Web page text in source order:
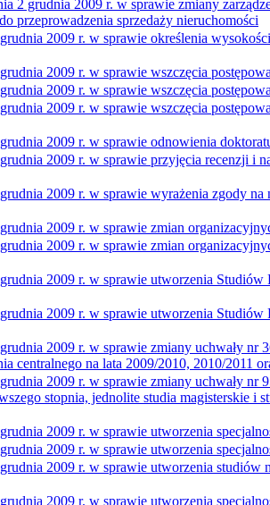
2009 r. w sprawie zmiany
przeprowadzenia sprzedaży nieruchomości
2009 r. w sprawie określenia wysokości
2009 r. w sprawie wszczęcia
2009 r. w sprawie wszczęcia
2009 r. w sprawie wszczęcia
2009 r. w sprawie odnowienia
2009 r. w sprawie przyjęcia recenzji i
2009 r. w sprawie wyrażenia zgody na
2009 r. w sprawie zmian
2009 r. w sprawie zmian
2009 r. w sprawie utworzenia Studiów
2009 r. w sprawie utworzenia Studiów
2009 r. w sprawie zmiany uchwały nr
centralnego na lata 2009/2010, 2010/2011
2009 r. w sprawie zmiany uchwały nr
stopnia, jednolite studia magisterskie i
2009 r. w sprawie utworzenia
2009 r. w sprawie utworzenia
2009 r. w sprawie utworzenia studiów
2009 r. w sprawie utworzenia